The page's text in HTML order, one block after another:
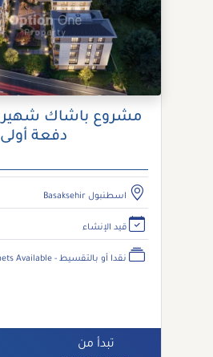
دفعة أولى
اسطنبول Basaksehir
قيد الإنشاء
نقدا أو بالتقسيط - Installmets Available
تبدأ من